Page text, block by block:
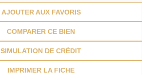
AJOUTER AUX FAVORIS
COMPARER CE BIEN
SIMULATION DE CRÉDIT
IMPRIMER LA FICHE